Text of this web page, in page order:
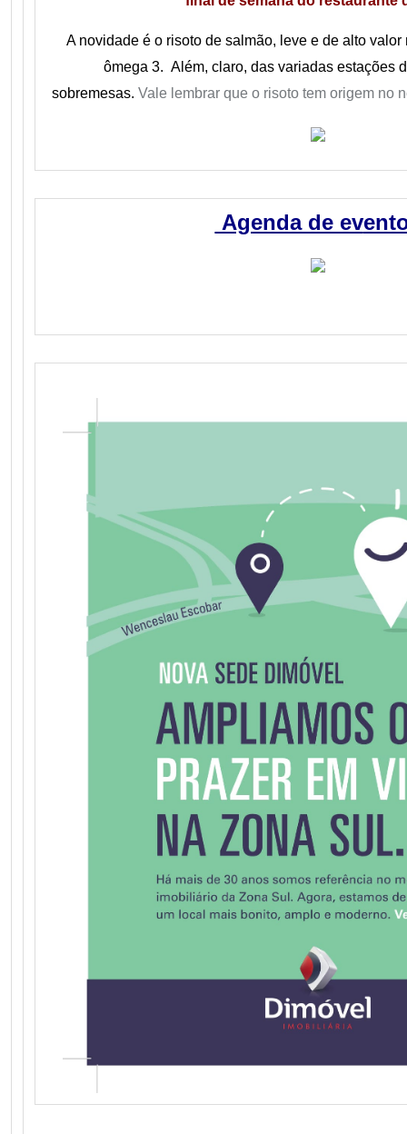
A novidade é o risoto de salmão, leve e de alto
ômega 3. Além, claro, das variadas estações
sobremesas. Vale lembrar que o risoto tem origem no
Agenda de ev